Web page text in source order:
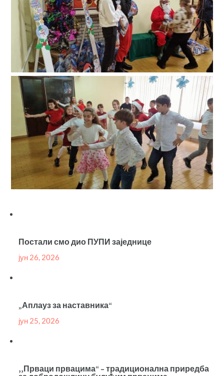
Постали смо дио ПУПИ заједнице
јун 26, 2026
„Аплауз за наставника“
јун 25, 2026
,,Прваци првацима“ – традиционална приредба